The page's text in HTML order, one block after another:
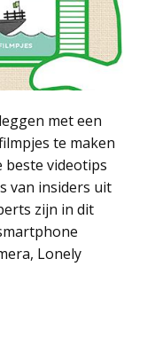
met een
te maken
beste videotips
van insiders uit
zijn in dit
Lonely